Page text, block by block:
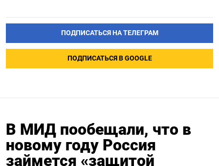
ПОДПИСАТЬСЯ НА ТЕЛЕГРАМ
ПОДПИСАТЬСЯ В GOOGLE
В МИД пообещали, что в
новому году Россия
займется «защитой